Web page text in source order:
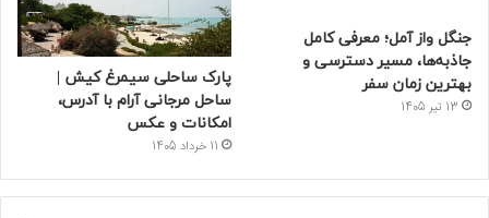
جنگل واز آمل؛ معرفی کامل
جاذبه‌ها، مسیر دسترسی و
بهترین زمان سفر
13 تیر 1405
پارک ساحلی سیمرغ کیش |
ساحل مرجانی آرام با آدرس،
امکانات و عکس
11 خرداد 1405